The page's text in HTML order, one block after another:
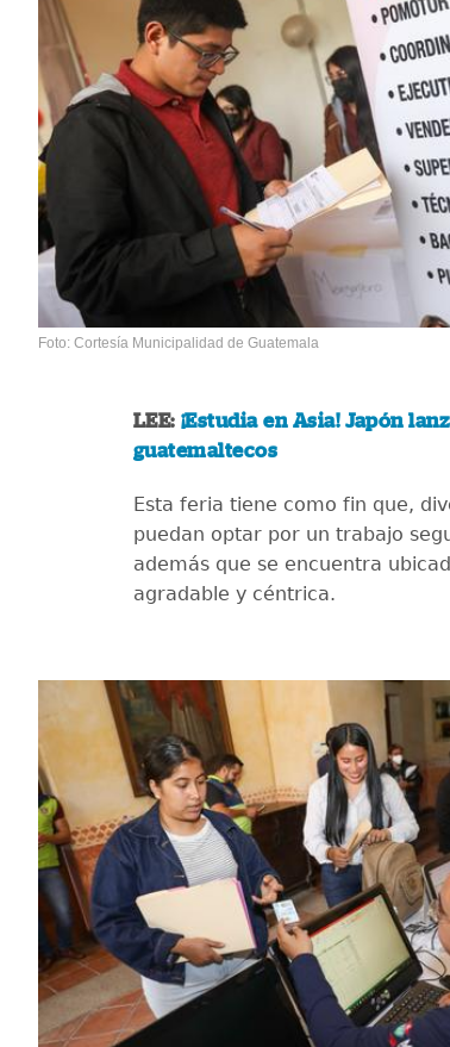
Foto: Cortesía Municipalidad de Guatemala
LEE: ¡Estudia en Asia! Japón
guatemaltecos
Esta feria tiene como fin que,
puedan optar por un trabajo
además que se encuentra
agradable y céntrica.